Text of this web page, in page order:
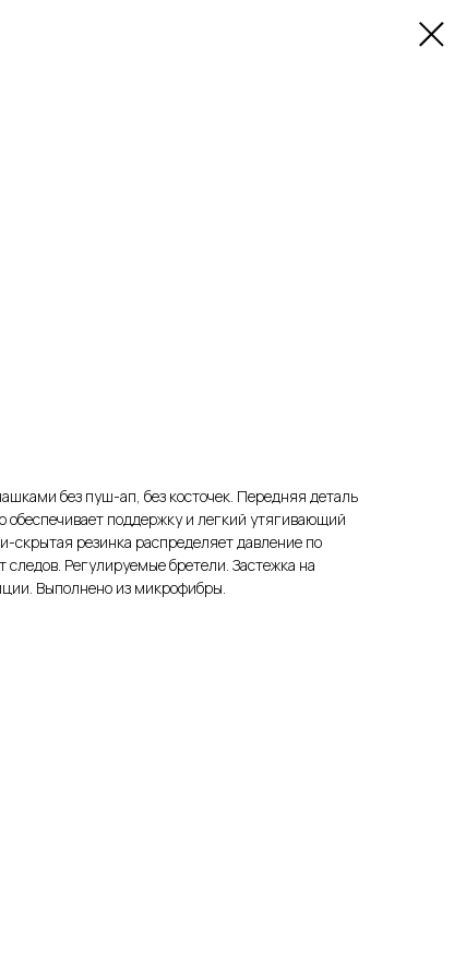
без пуш-ап, без косточек. Передняя деталь
обеспечивает поддержку и легкий утягивающий
резинка распределяет давление по
Регулируемые бретели. Застежка на
Выполнено из микрофибры.